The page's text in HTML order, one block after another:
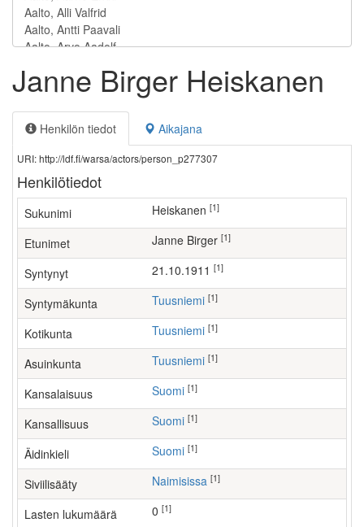
Janne Birger Heiskanen
Henkilön tiedot Aikajana
URI: http://ldf.fi/warsa/actors/person_p277307
Henkilötiedot
Sukunimi Heiskanen [1]
Etunimet Janne Birger [1]
Syntynyt 21.10.1911 [1]
Syntymäkunta Tuusniemi [1]
Kotikunta Tuusniemi [1]
Asuinkunta Tuusniemi [1]
Kansalaisuus Suomi [1]
Kansallisuus Suomi [1]
Äidinkieli Suomi [1]
Siviilisääty Naimisissa [1]
Lasten lukumäärä [1]